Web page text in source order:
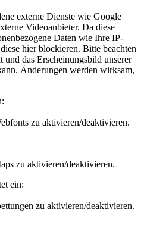
externe Dienste wie Google
Videoanbieter. Da diese
Daten wie Ihre IP-
hier blockieren. Bitte beachten
und das Erscheinungsbild unserer
Änderungen werden wirksam,
zu aktivieren/deaktivieren.
zu aktivieren/deaktivieren.
ein:
zu aktivieren/deaktivieren.